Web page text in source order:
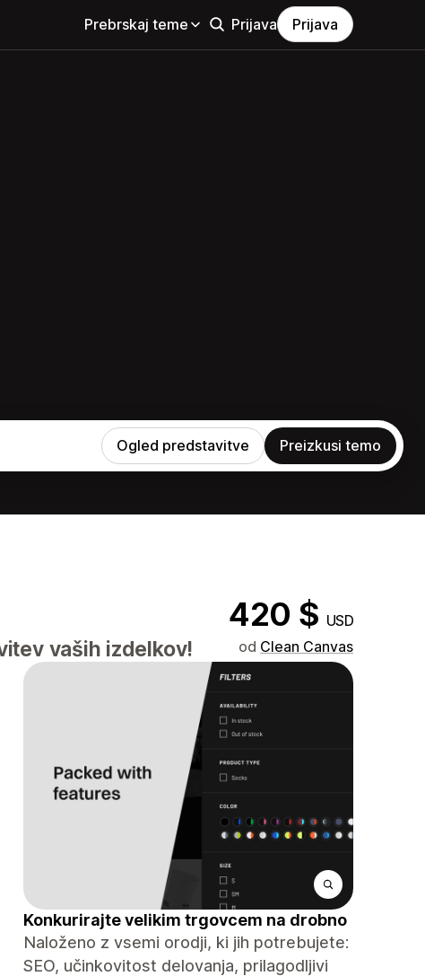
Prebrskaj teme Prijava Prijava
Ogled predstavitve Preizkusi temo
420 $ USD
vaših izdelkov! od Clean Canvas
Konkurirajte velikim trgovcem na drobno
Naloženo z vsemi orodji, ki jih potrebujete:
SEO, učinkovitost delovanja, prilagodljivi